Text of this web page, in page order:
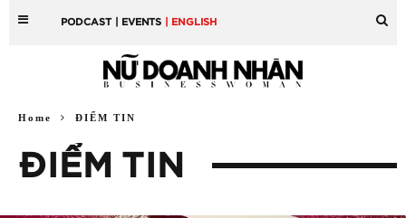
PODCAST | EVENTS | ENGLISH
Home ĐIỂM TIN
ĐIỂM TIN